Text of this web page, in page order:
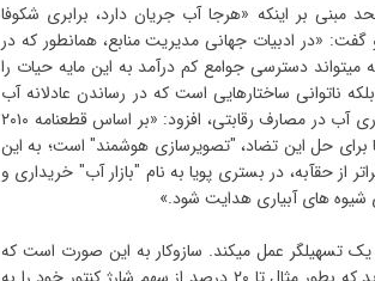
مبنی بر اینکه «هرجا آب جریان دارد، برابری شکوفا
«در ادبیات جهانی مدیریت منابع، همانطور که در
دسترسی جوامع کم درآمد به این مایه حیات را
ناتوانی ساختارهایی است که در رساندن عادلانه آب
ناموفق عمل میکنند.»وی با تکیه بر اصول کنفرانس دوبلین (۱۹۹۲) مبنی بر ضرورت ارزشگذاری آب در مصارف رقابتی، افزود: «بر اساس قطعنامه ۲۰۱۰
برای حل این تضاد، "تصویرسازی هوشمند" است؛ به این
از حقآبه، در بستری پویا به نام "بازار آب" خریداری و
شیوه های آبیاری هدایت شود.»
یک تسهیلگر عمل میکند. سازوکار به این صورت است که